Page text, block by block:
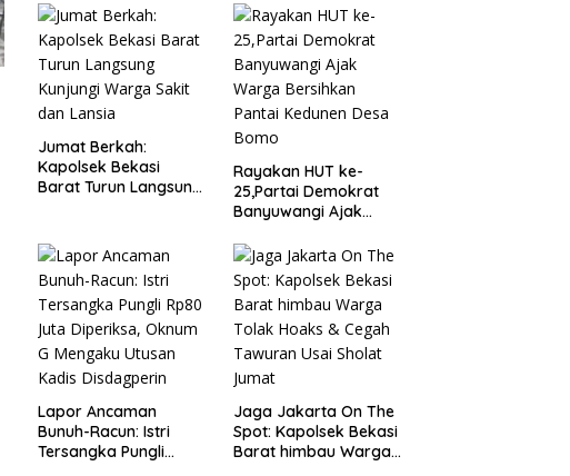
Warga Kranji
Muslim
Jumat Berkah:
Kapolsek Bekasi
Barat Turun Langsung
Rayakan HUT ke-
25,Partai Demokrat
Banyuwangi Ajak
Pantai Kedunen Desa
Bomo
Lapor Ancaman
Bunuh-Racun: Istri
Tersangka Pungli
Jaga Jakarta On The
Spot: Kapolsek Bekasi
Barat himbau Warga